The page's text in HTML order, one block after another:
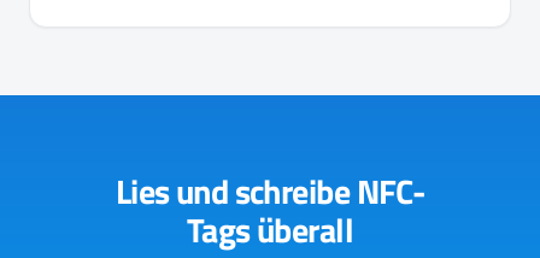
Lies und schreibe NFC-
Tags überall